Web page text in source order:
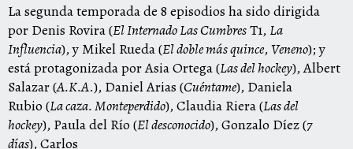
La segunda temporada de 8 episodios ha sido dirigida
por Denis Rovira(El Internado Las CumbresT1,La
Influencia), y Mikel Rueda(El doble más quince,Veneno); y
está protagonizada porAsia Ortega(Las del hockey),Albert
Salazar(A.K.A.), Daniel Arias (Cuéntame), Daniela
Rubio (La caza. Monteperdido),Claudia Riera(Las del
hockey), Paula del Río (El desconocido),Gonzalo Díez(7
días),Carlos